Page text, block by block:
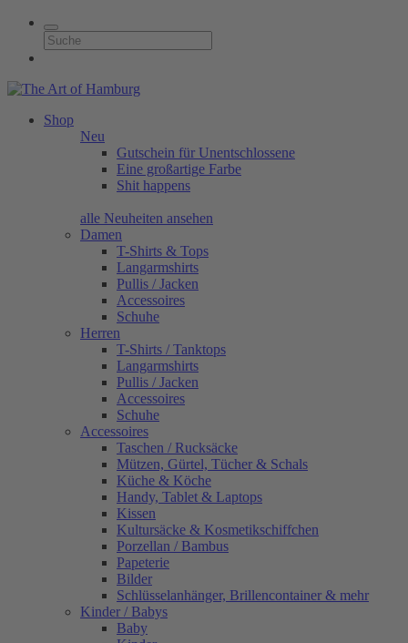
Shop
Neu
Gutschein für Unentschlossene
Eine großartige Farbe
Shit happens
alle Neuheiten ansehen
Damen
T-Shirts & Tops
Langarmshirts
Pullis / Jacken
Accessoires
Schuhe
Herren
T-Shirts / Tanktops
Langarmshirts
Pullis / Jacken
Accessoires
Schuhe
Accessoires
Taschen / Rucksäcke
Mützen, Gürtel, Tücher & Schals
Küche & Köche
Handy, Tablet & Laptops
Kissen
Kultursäcke & Kosmetikschiffchen
Porzellan / Bambus
Papeterie
Bilder
Schlüsselanhänger, Brillencontainer & mehr
Kinder / Babys
Baby